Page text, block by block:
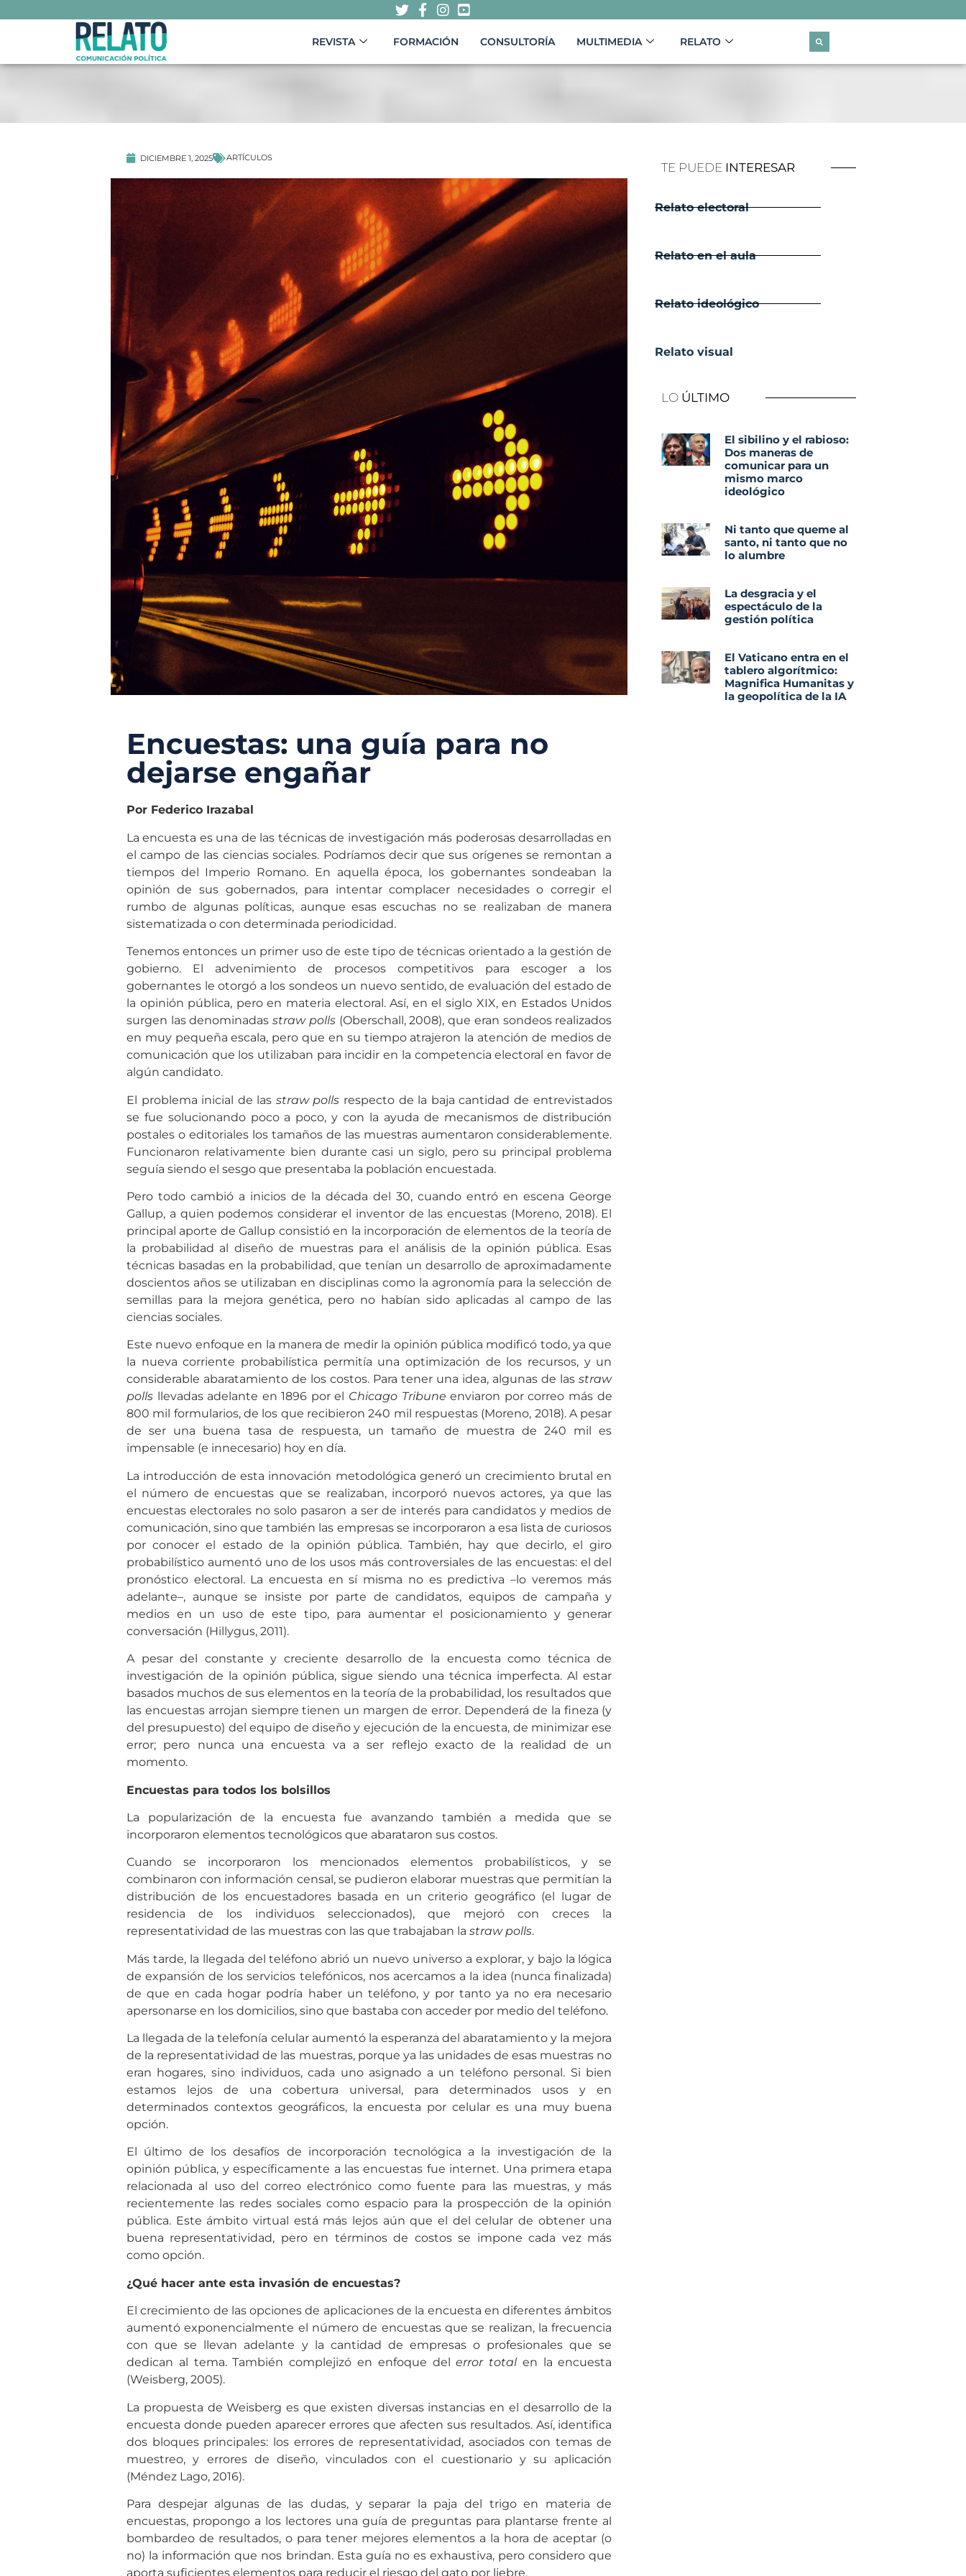
REVISTA FORMACIÓN CONSULTORÍA MULTIMEDIA RELATO
DICIEMBRE 1, 2025 ARTÍCULOS
Encuestas: una guía para no
dejarse engañar
Por Federico Irazabal
La encuesta es una de las técnicas de investigación más poderosas desarrolladas en
el campo de las ciencias sociales. Podríamos decir que sus orígenes se remontan a
tiempos del Imperio Romano. En aquella época, los gobernantes sondeaban la
opinión de sus gobernados, para intentar complacer necesidades o corregir el
rumbo de algunas políticas, aunque esas escuchas no se realizaban de manera
sistematizada o con determinada periodicidad.
Tenemos entonces un primer uso de este tipo de técnicas orientado a la gestión de
gobierno. El advenimiento de procesos competitivos para escoger a los
gobernantes le otorgó a los sondeos un nuevo sentido, de evaluación del estado de
la opinión pública, pero en materia electoral. Así, en el siglo XIX, en Estados Unidos
surgen las denominadasstraw polls(Oberschall, 2008), que eran sondeos realizados
en muy pequeña escala, pero que en su tiempo atrajeron la atención de medios de
comunicación que los utilizaban para incidir en la competencia electoral en favor de
algún candidato.
El problema inicial de las straw polls respecto de la baja cantidad de entrevistados
se fue solucionando poco a poco, y con la ayuda de mecanismos de distribución
postales o editoriales los tamaños de las muestras aumentaron considerablemente.
Funcionaron relativamente bien durante casi un siglo, pero su principal problema
seguía siendo el sesgo que presentaba la población encuestada.
Pero todo cambió a inicios de la década del 30, cuando entró en escena George
Gallup, a quien podemos considerar el inventor de las encuestas (Moreno, 2018). El
principal aporte de Gallup consistió en la incorporación de elementos de la teoría de
la probabilidad al diseño de muestras para el análisis de la opinión pública. Esas
técnicas basadas en la probabilidad, que tenían un desarrollo de aproximadamente
doscientos años se utilizaban en disciplinas como la agronomía para la selección de
semillas para la mejora genética, pero no habían sido aplicadas al campo de las
ciencias sociales.
Este nuevo enfoque en la manera de medir la opinión pública modificó todo, ya que
la nueva corriente probabilística permitía una optimización de los recursos, y un
considerable abaratamiento de los costos. Para tener una idea, algunas de lasstraw
pollsllevadas adelante en 1896 por el Chicago Tribune enviaron por correo más de
800 mil formularios, de los que recibieron 240 mil respuestas (Moreno, 2018). A pesar
de ser una buena tasa de respuesta, un tamaño de muestra de 240 mil es
impensable (e innecesario) hoy en día.
La introducción de esta innovación metodológica generó un crecimiento brutal en
el número de encuestas que se realizaban, incorporó nuevos actores, ya que las
encuestas electorales no solo pasaron a ser de interés para candidatos y medios de
comunicación, sino que también las empresas se incorporaron a esa lista de curiosos
por conocer el estado de la opinión pública. También, hay que decirlo, el giro
probabilístico aumentó uno de los usos más controversiales de las encuestas: el del
pronóstico electoral. La encuesta en sí misma no es predictiva –lo veremos más
adelante–, aunque se insiste por parte de candidatos, equipos de campaña y
medios en un uso de este tipo, para aumentar el posicionamiento y generar
conversación (Hillygus, 2011).
A pesar del constante y creciente desarrollo de la encuesta como técnica de
investigación de la opinión pública, sigue siendo una técnica imperfecta. Al estar
basados muchos de sus elementos en la teoría de la probabilidad, los resultados que
las encuestas arrojan siempre tienen un margen de error. Dependerá de la fineza (y
del presupuesto) del equipo de diseño y ejecución de la encuesta, de minimizar ese
error; pero nunca una encuesta va a ser reflejo exacto de la realidad de un
momento.
Encuestas para todos los bolsillos
La popularización de la encuesta fue avanzando también a medida que se
incorporaron elementos tecnológicos que abarataron sus costos.
Cuando se incorporaron los mencionados elementos probabilísticos, y se
combinaron con información censal, se pudieron elaborar muestras que permitían la
distribución de los encuestadores basada en un criterio geográfico (el lugar de
residencia de los individuos seleccionados), que mejoró con creces la
representatividad de las muestras con las que trabajaban la straw polls.
Más tarde, la llegada del teléfono abrió un nuevo universo a explorar, y bajo la lógica
de expansión de los servicios telefónicos, nos acercamos a la idea (nunca finalizada)
de que en cada hogar podría haber un teléfono, y por tanto ya no era necesario
apersonarse en los domicilios, sino que bastaba con acceder por medio del teléfono.
La llegada de la telefonía celular aumentó la esperanza del abaratamiento y la mejora
de la representatividad de las muestras, porque ya las unidades de esas muestras no
eran hogares, sino individuos, cada uno asignado a un teléfono personal. Si bien
estamos lejos de una cobertura universal, para determinados usos y en
determinados contextos geográficos, la encuesta por celular es una muy buena
opción.
El último de los desafíos de incorporación tecnológica a la investigación de la
opinión pública, y específicamente a las encuestas fue internet. Una primera etapa
relacionada al uso del correo electrónico como fuente para las muestras, y más
recientemente las redes sociales como espacio para la prospección de la opinión
pública. Este ámbito virtual está más lejos aún que el del celular de obtener una
buena representatividad, pero en términos de costos se impone cada vez más
como opción.
¿Qué hacer ante esta invasión de encuestas?
El crecimiento de las opciones de aplicaciones de la encuesta en diferentes ámbitos
aumentó exponencialmente el número de encuestas que se realizan, la frecuencia
con que se llevan adelante y la cantidad de empresas o profesionales que se
dedican al tema. También complejizó en enfoque delerror totalen la encuesta
(Weisberg, 2005).
La propuesta de Weisberg es que existen diversas instancias en el desarrollo de la
encuesta donde pueden aparecer errores que afecten sus resultados. Así, identifica
dos bloques principales: los errores de representatividad, asociados con temas de
muestreo, y errores de diseño, vinculados con el cuestionario y su aplicación
(Méndez Lago, 2016).
Para despejar algunas de las dudas, y separar la paja del trigo en materia de
encuestas, propongo a los lectores una guía de preguntas para plantarse frente al
bombardeo de resultados, o para tener mejores elementos a la hora de aceptar (o
no) la información que nos brindan. Esta guía no es exhaustiva, pero considero que
aporta suficientes elementos para reducir el riesgo del gato por liebre.
TE PUEDE INTERESAR
Relato electoral
Relato en el aula
Relato ideológico
Relato visual
LO ÚLTIMO
El sibilino y el rabioso:
Dos maneras de
comunicar para un
mismo marco
ideológico
Ni tanto que queme al
santo, ni tanto que no
lo alumbre
La desgracia y el
espectáculo de la
gestión política
El Vaticano entra en el
tablero algorítmico:
Magnifica Humanitas y
la geopolítica de la IA